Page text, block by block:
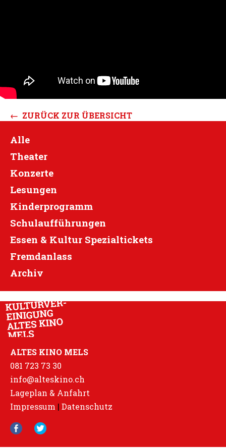
← ZURÜCK ZUR ÜBERSICHT
Alle
Theater
Konzerte
Lesungen
Kinderprogramm
Schulaufführungen
Essen & Kultur Spezialtickets
Fremdanlass
Archiv
ALTES KINO MELS
081 723 73 30
info@alteskino.ch
Lageplan & Anfahrt
Impressum | Datenschutz